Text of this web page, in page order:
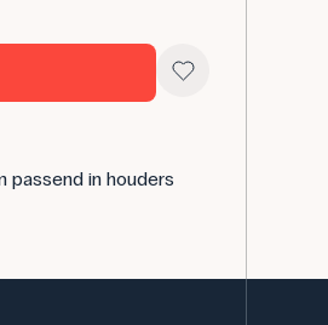
passend in houders